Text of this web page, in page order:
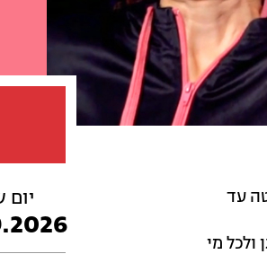
יום
עד
ולכל מי